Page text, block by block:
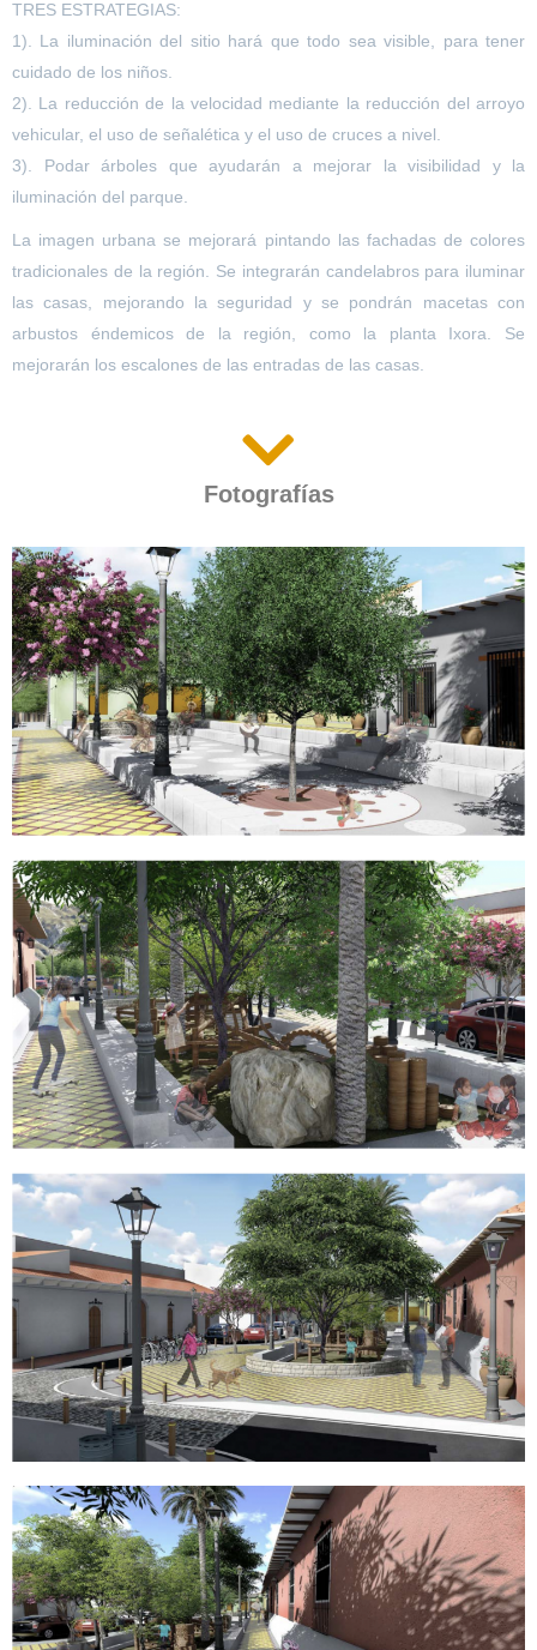
TRES ESTRATEGIAS:
1). La iluminación del sitio hará que todo sea visible, para tener
cuidado de los niños.
2). La reducción de la velocidad mediante la reducción del arroyo
vehicular, el uso de señalética y el uso de cruces a nivel.
3). Podar árboles que ayudarán a mejorar la visibilidad y la
iluminación del parque.
La imagen urbana se mejorará pintando las fachadas de colores
tradicionales de la región. Se integrarán candelabros para iluminar
las casas, mejorando la seguridad y se pondrán macetas con
arbustos éndemicosde la región, como la planta Ixora . Se
mejorarán los escalones de las entradas de las casas.
Fotografías